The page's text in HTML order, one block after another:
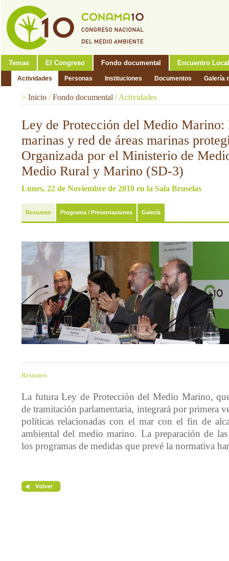
Temas El Congreso Fondo documental Encuentro Local
Actividades Personas Instituciones Documentos Galería
> Inicio /Fondo documental / Actividades
Ley de Protección del Medio Marino:
marinas y red de áreas marinas
Organizada por el Ministerio de
Medio Rural y Marino (SD-3)
Lunes, 22 de Noviembre de 2010 en la Sala Bruselas
Resumen Programa / Presentaciones Galería
Resumen
La futura Ley de Protección del Medio Marino,
de tramitación parlamentaria, integrará por primera
políticas relacionadas con el mar con el fin de
ambiental del medio marino. La preparación de las
los programas de medidas que prevé la normativa